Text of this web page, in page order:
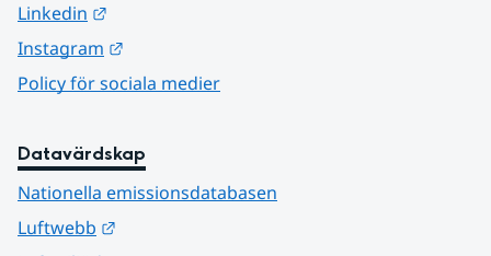
Linkedin
Instagram
Policy för sociala medier
Datavärdskap
Nationella emissionsdatabasen
Luftwebb